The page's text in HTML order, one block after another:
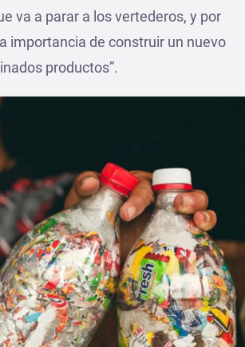
va a parar a los vertederos, y por
importancia de construir un nuevo
productos”.